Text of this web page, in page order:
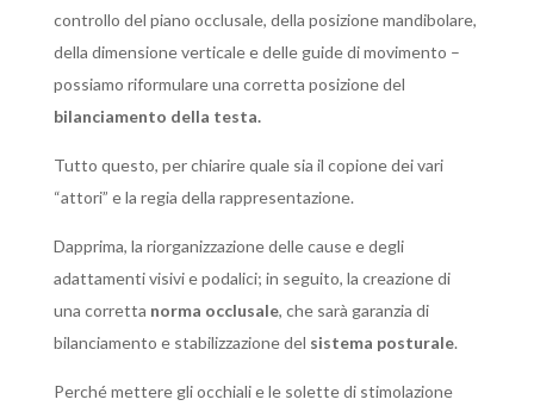
controllo del piano occlusale, della posizione mandibolare,
della dimensione verticale e delle guide di movimento –
possiamo riformulare una corretta posizione del
bilanciamento della testa.
Tutto questo, per chiarire quale sia il copione dei vari
“attori” e la regia della rappresentazione.
Dapprima, la riorganizzazione delle cause e degli
adattamenti visivi e podalici; in seguito, la creazione di
una corretta norma occlusale, che sarà garanzia di
bilanciamento e stabilizzazione del sistema posturale.
Perché mettere gli occhiali e le solette di stimolazione